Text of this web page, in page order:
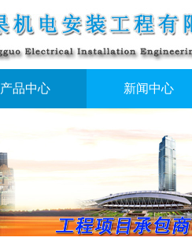
产品中心 新闻中心